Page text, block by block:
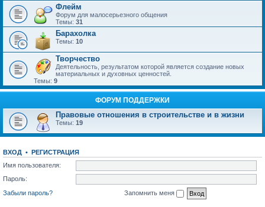
Флейм
Форум для малосерьезного общения
Темы: 31
Барахолка
Темы: 10
Творчество
Деятельность, результатом которой является создание новых
материальных и духовных ценностей.
Темы: 9
ФОРУМ ПОДДЕРЖКИ
Правовые отношения в строительстве и в жизни
Темы: 19
ВХОД • РЕГИСТРАЦИЯ
Имя пользователя:
Пароль:
Забыли пароль?
Запомнить меня